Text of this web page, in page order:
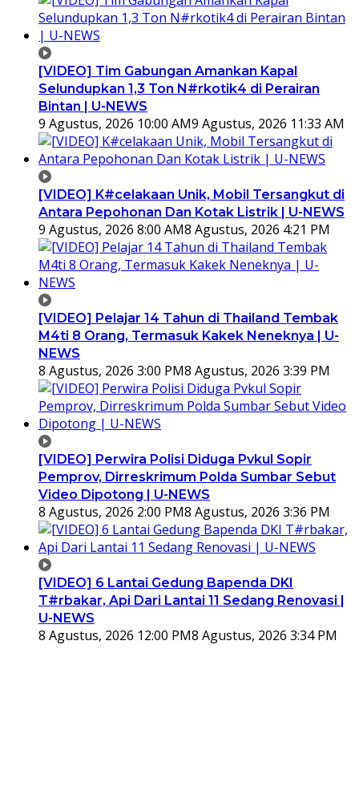
[VIDEO] Tim Gabungan Amankan Kapal
Selundupkan 1,3 Ton N#rkotik4 di Perairan
Bintan | U-NEWS
9 Agustus, 2026 10:00 AM9 Agustus, 2026 11:33 AM
[VIDEO] K#celakaan Unik, Mobil Tersangkut di
Antara Pepohonan Dan Kotak Listrik | U-NEWS
9 Agustus, 2026 8:00 AM8 Agustus, 2026 4:21 PM
[VIDEO] Pelajar 14 Tahun di Thailand Tembak
M4ti 8 Orang, Termasuk Kakek Neneknya | U-
NEWS
8 Agustus, 2026 3:00 PM8 Agustus, 2026 3:39 PM
[VIDEO] Perwira Polisi Diduga Pvkul Sopir
Pemprov, Dirreskrimum Polda Sumbar Sebut
Video Dipotong | U-NEWS
8 Agustus, 2026 2:00 PM8 Agustus, 2026 3:36 PM
[VIDEO] 6 Lantai Gedung Bapenda DKI
T#rbakar, Api Dari Lantai 11 Sedang Renovasi |
U-NEWS
8 Agustus, 2026 12:00 PM8 Agustus, 2026 3:34 PM